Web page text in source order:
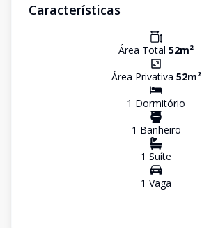
Características
Área Total 52m²
Área Privativa 52m²
1 Dormitório
1 Banheiro
1 Suíte
1 Vaga